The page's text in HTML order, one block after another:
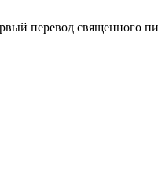
перевод священного